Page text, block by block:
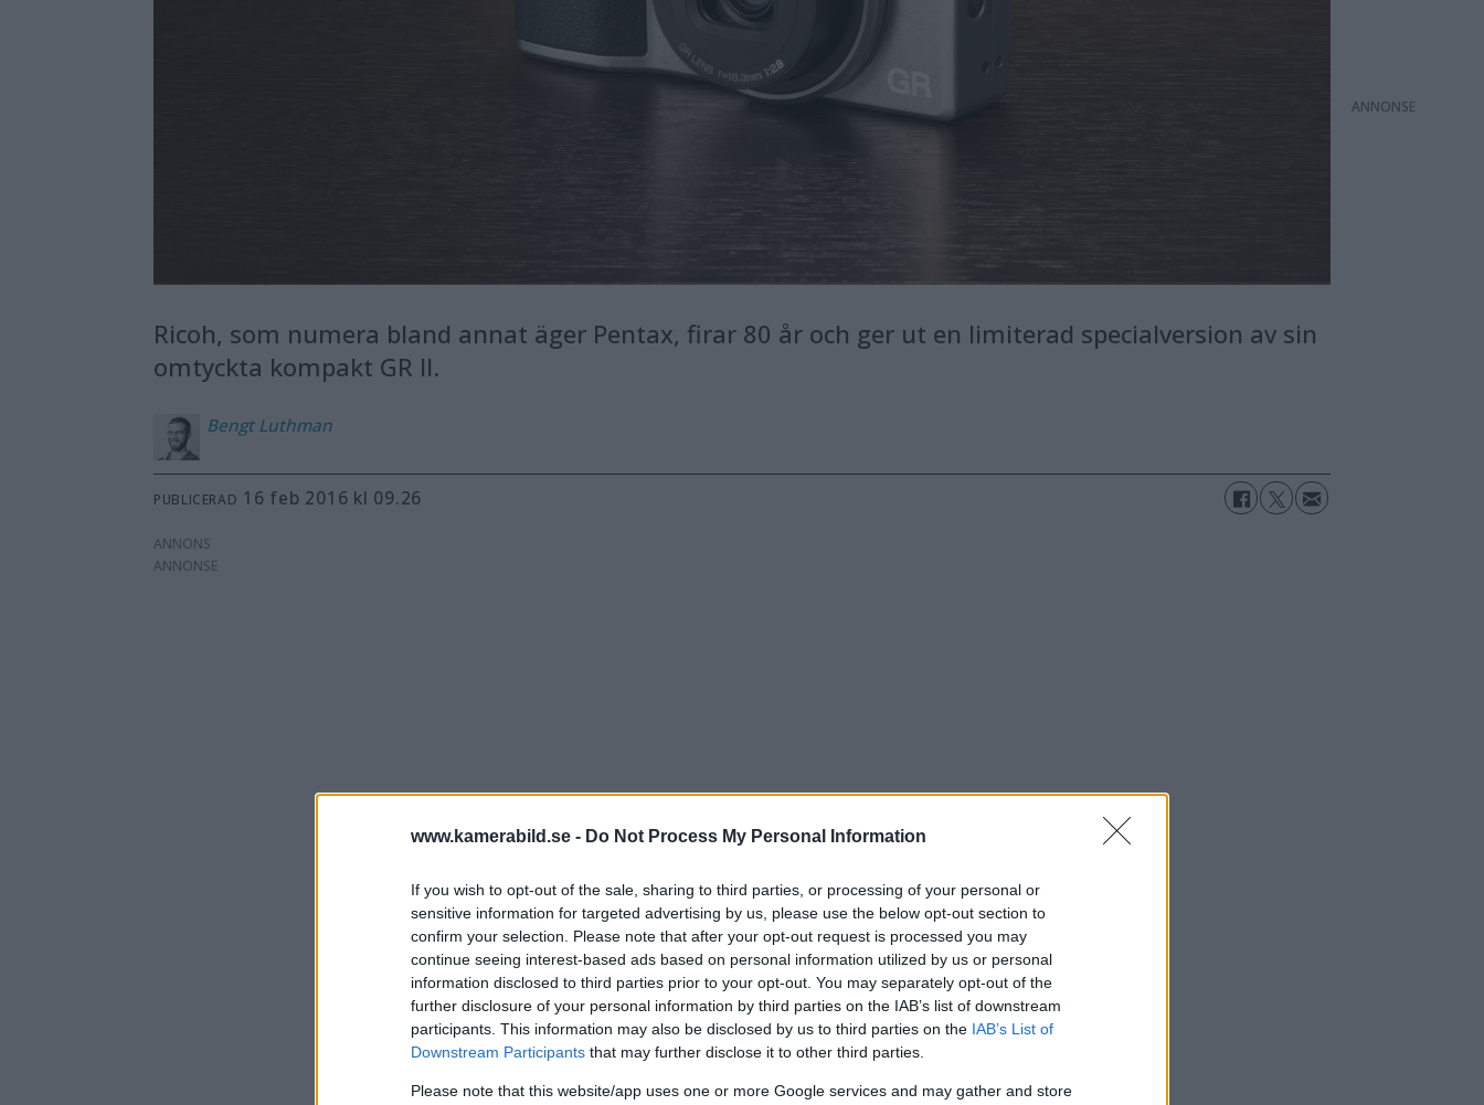
www.kamerabild.se - Do Not Process My Personal Information
If you wish to opt-out of the sale, sharing to third parties, or processing of your personal or
sensitive information for targeted advertising by us, please use the below opt-out section to
confirm your selection. Please note that after your opt-out request is processed you may
continue seeing interest-based ads based on personal information utilized by us or personal
information disclosed to third parties prior to your opt-out. You may separately opt-out of the
further disclosure of your personal information by third parties on the IAB’s list of downstream
participants. This information may also be disclosed by us to third parties on the IAB’s List of
Downstream Participants that may further disclose it to other third parties.
Please note that this website/app uses one or more Google services and may gather and store
Ricoh, som numera bland annat äger Pentax, firar 80 år och ger ut en limiterad specialversion av sin
omtyckta kompakt GR II.
Bengt Luthman
PUBLICERAD 16 feb 2016 kl 09.26
ANNONS
ANNONS